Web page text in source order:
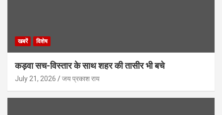
खबरें विशेष
कड़वा सच-विस्तार के साथ शहर की तासीर भी बचे
July 21, 2026 जय प्रकाश राय